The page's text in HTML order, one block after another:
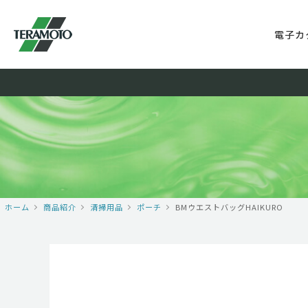
電子
ホーム 商品紹介 清掃用品 ポーチ BMウエストバッグHAIKURO